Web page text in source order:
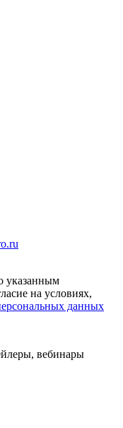
указанным
на условиях,
данных
вебинары